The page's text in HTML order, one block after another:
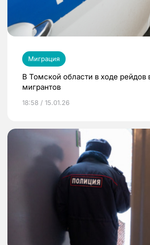
Миграция
В Томской области в ходе рейдов
мигрантов
18:58 / 15.01.26